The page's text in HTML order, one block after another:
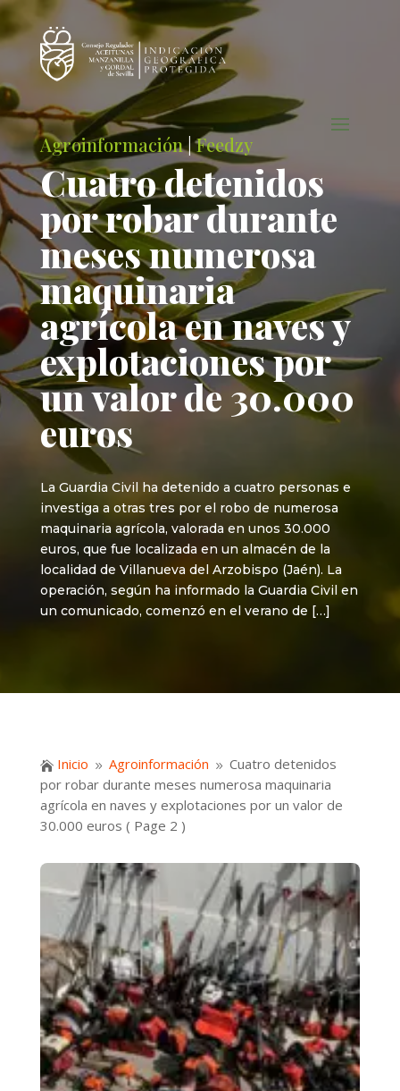
Agroinformación|Feedzy
Cuatro detenidos
por robar durante
meses numerosa
maquinaria
agrícola en naves y
explotaciones por
un valor de 30.000
euros
La Guardia Civil ha detenido a cuatro personas e
investiga a otras tres por el robo de numerosa
maquinaria agrícola, valorada en unos 30.000
euros, que fue localizada en un almacén de la
localidad de Villanueva del Arzobispo (Jaén). La
operación, según ha informado la Guardia Civil en
un comunicado, comenzó en el verano de […]
 Inicio 9 Agroinformación 9 Cuatro detenidos
por robar durante meses numerosa maquinaria
agrícola en naves y explotaciones por un valor de
30.000 euros ( Page 2 )